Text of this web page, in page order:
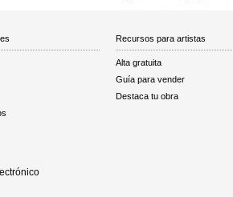
Recursos para artistas
Alta gratuita
Guía para vender
Destaca tu obra